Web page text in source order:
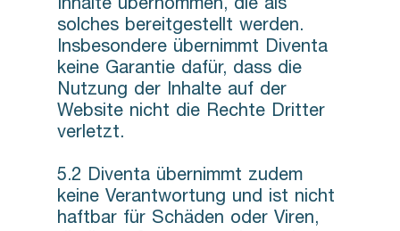
Inhalte übernommen, die als
solches bereitgestellt werden.
Insbesondere übernimmt Diventa
keine Garantie dafür, dass die
Nutzung der Inhalte auf der
Website nicht die Rechte Dritter
verletzt.
5.2 Diventa übernimmt zudem
keine Verantwortung und ist nicht
haftbar für Schäden oder Viren,